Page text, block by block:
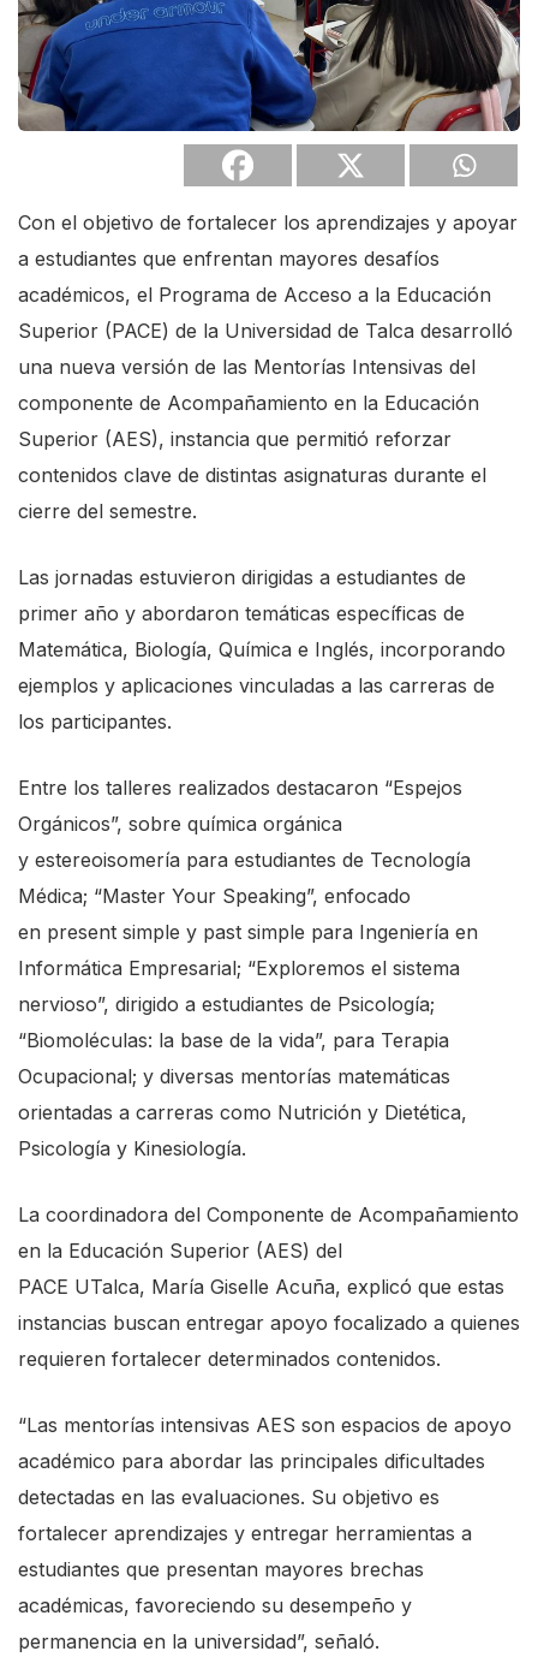
Con el objetivo de fortalecer los aprendizajes y apoyar
a estudiantes que enfrentan mayores desafíos
académicos, el Programa de Acceso a la Educación
Superior (PACE) de la Universidad de Talca desarrolló
una nueva versión de las Mentorías Intensivas del
componente de Acompañamiento en la Educación
Superior (AES), instancia que permitió reforzar
contenidos clave de distintas asignaturas durante el
cierre del semestre.
Las jornadas estuvieron dirigidas a estudiantes de
primer año y abordaron temáticas específicas de
Matemática, Biología, Química e Inglés, incorporando
ejemplos y aplicaciones vinculadas a las carreras de
los participantes.
Entre los talleres realizados destacaron “Espejos
Orgánicos”, sobre química orgánica
y estereoisomería para estudiantes de Tecnología
Médica; “Master Your Speaking”, enfocado
en present simple y past simple para Ingeniería en
Informática Empresarial; “Exploremos el sistema
nervioso”, dirigido a estudiantes de Psicología;
“Biomoléculas: la base de la vida”, para Terapia
Ocupacional; y diversas mentorías matemáticas
orientadas a carreras como Nutrición y Dietética,
Psicología y Kinesiología.
La coordinadora del Componente de Acompañamiento
en la Educación Superior (AES) del
PACE UTalca, María Giselle Acuña, explicó que estas
instancias buscan entregar apoyo focalizado a quienes
requieren fortalecer determinados contenidos.
“Las mentorías intensivas AES son espacios de apoyo
académico para abordar las principales dificultades
detectadas en las evaluaciones. Su objetivo es
fortalecer aprendizajes y entregar herramientas a
estudiantes que presentan mayores brechas
académicas, favoreciendo su desempeño y
permanencia en la universidad”, señaló.